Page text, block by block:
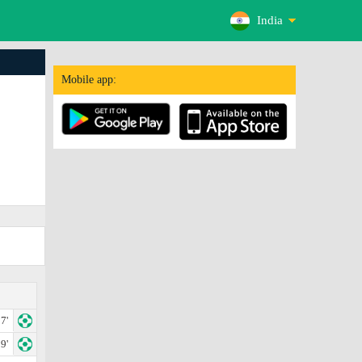
India
Mobile app:
7'